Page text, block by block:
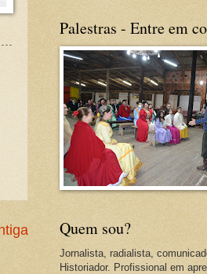
Palestras - Entre em
Quem sou?
Jornalista, radialista,
Historiador. Profissional em